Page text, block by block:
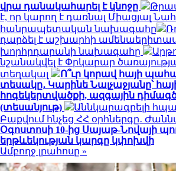
վրա դանակահարել է կնոջը
է, որ կարող է դառնալ Միացյալ
հանրապետական ​​նախագահը
դարձել է աշխարհի
խորհրդարանի նախագահը
նշանակվել է Փրկարար
տեղակալ
Ո՞ւր կորավ հայի
տեսակը․ Կարինե Նալչաջյանը՝
հոգեկերտվածքի, ազգային
(տեսանյութ)
Աննկարագրելի
Բաքվում հնչեց ՀՀ օրհներգը․
Օգոստոսի 10-ից Սայաթ-Նովայի
երթևեկության կարգը կփոխվի
Ամբողջ լրահոսը »